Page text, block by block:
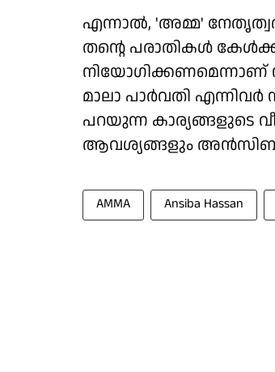
എന്നാൽ, 'അമ്മ'
തന്റെ പരാതികൾ
നിയോഗിക്കണമെന്നാണ്
മാലാ പാർവതി
പറയുന്ന കാര്യങ്ങളുടെ
ആവശ്യങ്ങളും അൻസിബ
AMMA Ansiba Hassan